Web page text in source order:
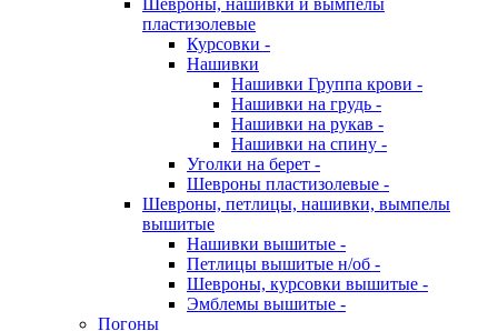
Шевроны, нашивки и вымпелы
пластизолевые
Курсовки -
Нашивки
Нашивки Группа крови -
Нашивки на грудь -
Нашивки на рукав -
Нашивки на спину -
Уголки на берет -
Шевроны пластизолевые -
Шевроны, петлицы, нашивки, вымпелы
вышитые
Нашивки вышитые -
Петлицы вышитые н/об -
Шевроны, курсовки вышитые -
Эмблемы вышитые -
Погоны